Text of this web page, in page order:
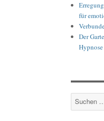
für
Der
Suche
nach: